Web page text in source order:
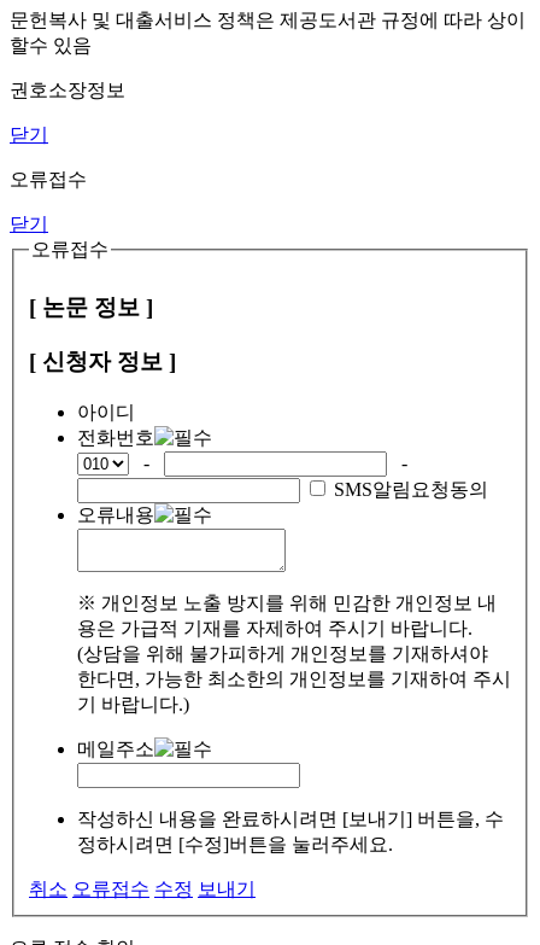
문헌복사 및 대출서비스 정책은 제공도서관 규정에 따라 상이
할수 있음
권호소장정보
닫기
오류접수
닫기
오류접수
[ 논문 정보 ]
[ 신청자 정보 ]
아이디
전화번호
-
-
SMS알림요청동의
오류내용
※ 개인정보 노출 방지를 위해 민감한 개인정보 내
용은 가급적 기재를 자제하여 주시기 바랍니다.
(상담을 위해 불가피하게 개인정보를 기재하셔야
한다면, 가능한 최소한의 개인정보를 기재하여 주시
기 바랍니다.)
메일주소
작성하신 내용을 완료하시려면 [보내기] 버튼을, 수
정하시려면 [수정]버튼을 눌러주세요.
취소 오류접수 수정 보내기